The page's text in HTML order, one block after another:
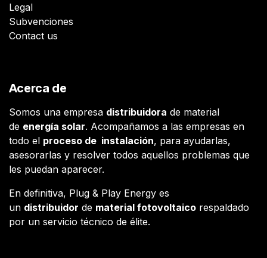
Legal
Subvenciones
Contact us
Acerca de
Somos una empresa distribuidora de material
de energía solar. Acompañamos a las empresas en
todo el proceso de instalación, para ayudarlas,
asesorarlas y resolver todos aquellos problemas que
les puedan aparecer.
En definitiva, Plug & Play Energy es
un distribuidor de material fotovoltaico respaldado
por un servicio técnico de élite.